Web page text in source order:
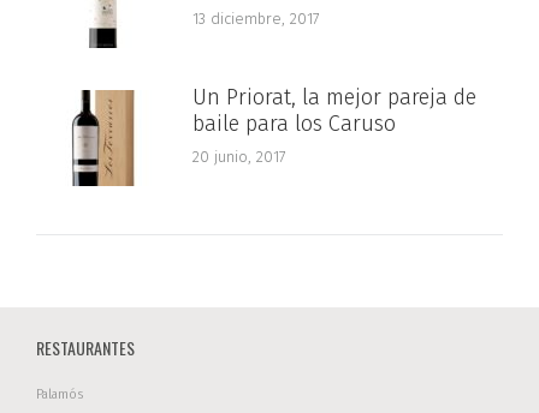
13 diciembre, 2017
Un Priorat, la mejor pareja de
baile para los Caruso
20 junio, 2017
RESTAURANTES
Palamós